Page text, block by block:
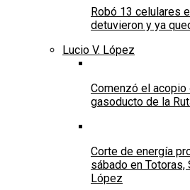
Robó 13 celulares
detuvieron y ya
Lucio V. López
Comenzó el acopio
gasoducto de la
Corte de energía
sábado en Totoras,
López